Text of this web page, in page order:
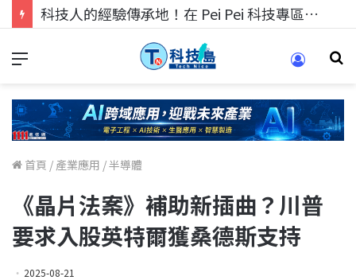
科技人找工作，就到TECH+ 科技專區!
首頁 / 產業應用 /半導體
《晶片法案》補助新插曲？川普
要求入股英特爾獲桑德斯支持
2025-08-21